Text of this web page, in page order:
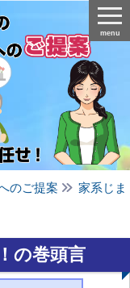
menu
のご提案
家系じま
の巻頭言